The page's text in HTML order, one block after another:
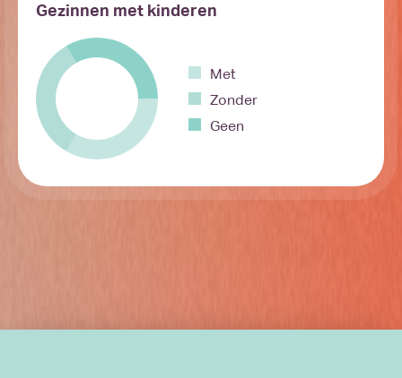
Gezinnen met kinderen
Met
Zonder
Geen